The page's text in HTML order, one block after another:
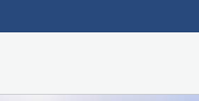
Hauptnavigation